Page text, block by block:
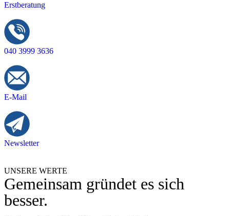
Erstberatung
040 3999 3636
E-Mail
Newsletter
UNSERE WERTE
Gemeinsam gründet es sich
besser.